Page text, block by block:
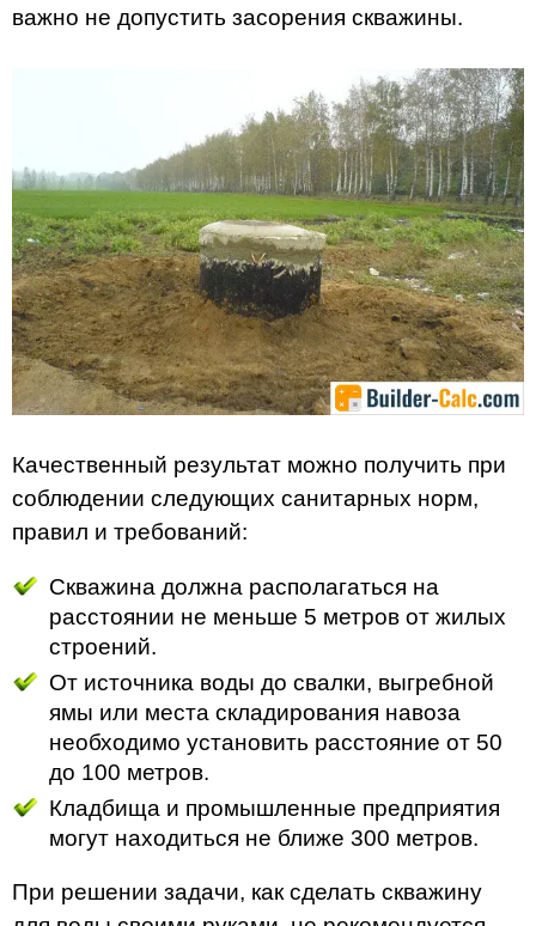
важно не допустить засорения скважины.
Качественный результат можно получить при
соблюдении следующих санитарных норм,
правил и требований:
Скважина должна располагаться на
расстоянии не меньше 5 метров от жилых
строений.
От источника воды до свалки, выгребной
ямы или места складирования навоза
необходимо установить расстояние от 50
до 100 метров.
Кладбища и промышленные предприятия
могут находиться не ближе 300 метров.
При решении задачи, как сделать скважину